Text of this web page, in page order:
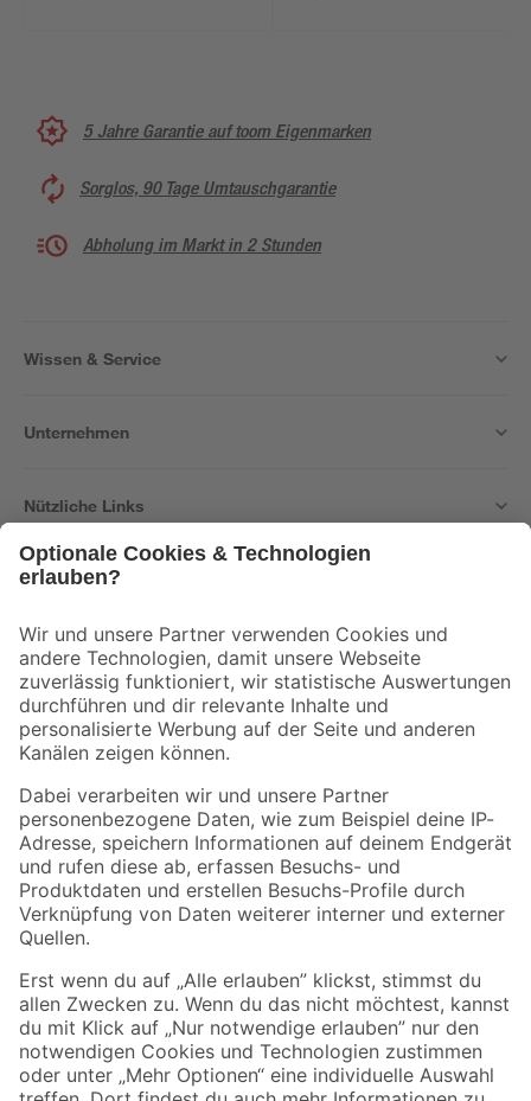
5 Jahre Garantie auf toom Eigenmarken
Sorglos, 90 Tage Umtauschgarantie
Abholung im Markt in 2 Stunden
Wissen & Service
Unternehmen
Nützliche Links
Der toom Newsletter: Keine Angebote und Aktionen mehr verpassen!
Zur Newsletter Anmeldung
Folge uns
Zahlungsarten Versandarten
Sicher einkaufen
Jetzt die toom-App herunterladen